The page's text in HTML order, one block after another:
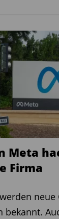
Meta
Firma
neue
bekannt.